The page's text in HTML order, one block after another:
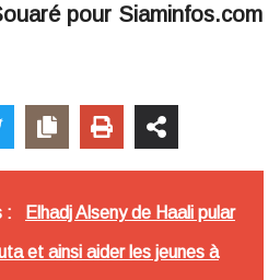
pour Siaminfos.com
: Elhadj Alseny de Haali pular
et ainsi aider les jeunes à